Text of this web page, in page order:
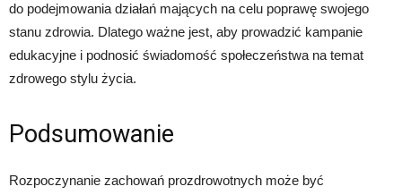
do podejmowania działań mających na celu poprawę swojego
stanu zdrowia. Dlatego ważne jest, aby prowadzić kampanie
edukacyjne i podnosić świadomość społeczeństwa na temat
zdrowego stylu życia.
Podsumowanie
Rozpoczynanie zachowań prozdrowotnych może być